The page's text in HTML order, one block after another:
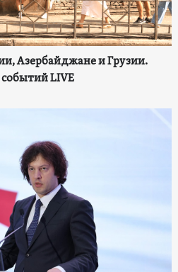
Азербайджане и Грузии.
LIVE